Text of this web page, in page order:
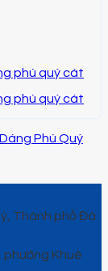
Phú Quý
Thành phố Đà
phường Khuê